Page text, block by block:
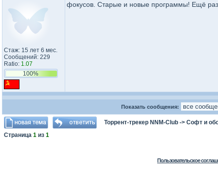
Стаж: 15 лет 6 мес.
Сообщений: 229
Ratio: 1.07
100%
фокусов. Старые и новые программы! Ещё
Показать сообщения:
Торрент-трекер NNM-Club -> Софт и
Страница 1 из 1
Пользовательское